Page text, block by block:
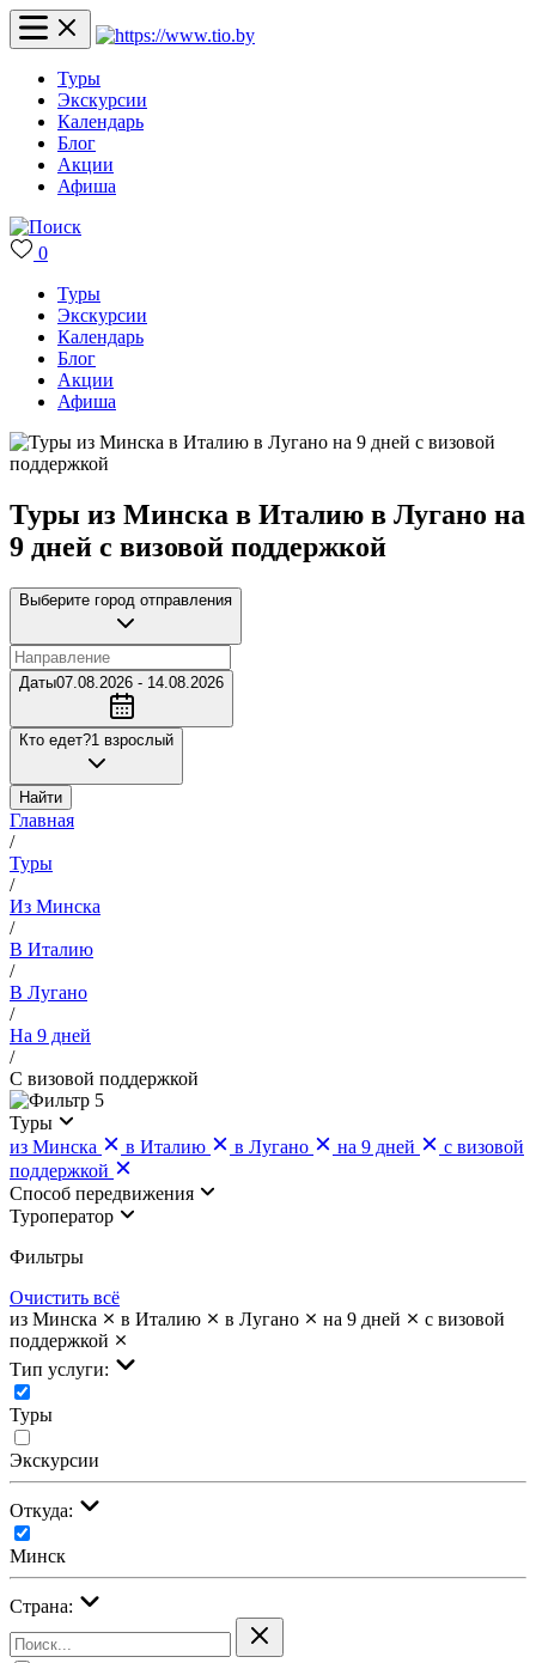
Туры
Экскурсии
Календарь
Блог
Акции
Афиша
0
Туры
Экскурсии
Календарь
Блог
Акции
Афиша
Туры из Минска в Италию в Лугано на
9 дней с визовой поддержкой
Выберите город отправления
Даты07.08.2026 - 14.08.2026
Кто едет?1 взрослый
Найти
Главная
/
Туры
/
Из Минска
/
В Италию
/
В Лугано
/
На 9 дней
/
С визовой поддержкой
5
Туры
из Минска
в Италию в Лугано на 9 дней
с визовой
поддержкой
Cпособ передвижения
Туроператор
Фильтры
Очистить всё
из Минска
в Италию в Лугано на 9 дней
с визовой
поддержкой
Тип услуги:
Туры
Экскурсии
Откуда:
Минск
Страна: